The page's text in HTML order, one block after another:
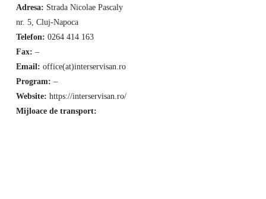
Adresa: Strada Nicolae Pascaly
nr. 5, Cluj-Napoca
Telefon: 0264 414 163
Fax: –
Email: office(at)interservisan.ro
Program: –
Website: https://interservisan.ro/
Mijloace de transport: